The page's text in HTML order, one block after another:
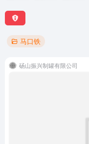
马口铁
砀山振兴制罐有限公司